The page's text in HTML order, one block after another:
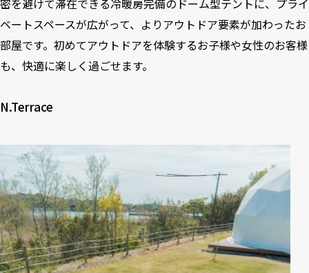
密を避けて滞在できる冷暖房完備のドーム型テントに、プライ
ベートスペースが広がって、よりアウトドア要素が加わったお
部屋です。初めてアウトドアを体験するお子様や女性のお客様
も、快適に楽しく過ごせます。
N.Terrace